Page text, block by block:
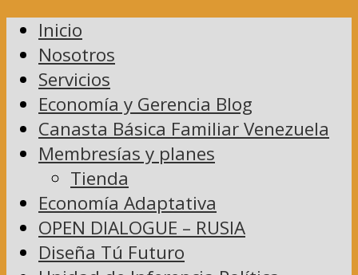
Inicio
Nosotros
Servicios
Economía y Gerencia Blog
Canasta Básica Familiar Venezuela
Membresías y planes
Tienda
Economía Adaptativa
OPEN DIALOGUE – RUSIA
Diseña Tú Futuro